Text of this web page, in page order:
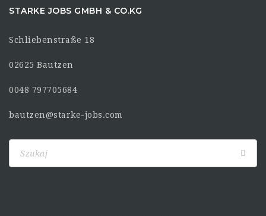
STARKE JOBS GMBH & CO.KG
Schliebenstraße 18
02625 Bautzen
0048 797705684
bautzen@starke-jobs.com